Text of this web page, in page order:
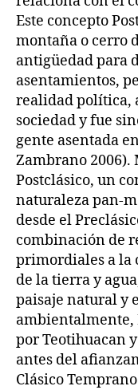
Este concepto
montaña o cerro
antigüedad para
asentamientos,
realidad política,
sociedad y fue
gente asentada
Zambrano
Postclásico, un
naturaleza pan-
desde el
combinación de
primordiales a la
de la tierra y
paisaje natural y
por Teotihuacan
antes del
Clásico